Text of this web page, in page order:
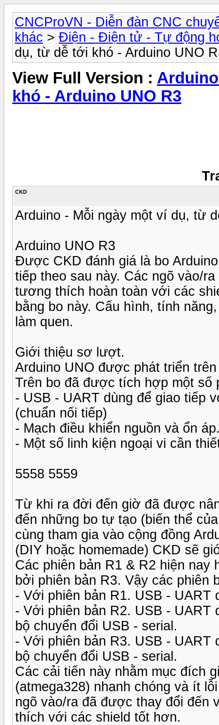
CNCProVN - Diễn đàn CNC
khác > Điện - Điện tử - Tự động
dụ, từ dễ tới khó - Arduino UNO
View Full Version :
khó - Arduino UNO R3
CKD
Arduino - Mỗi ngày một ví dụ, từ
Arduino UNO R3
Được CKD đánh giá là bo
tiếp theo sau này. Các ngõ vào/
tương thích hoàn toàn với các
bằng bo này. Cấu hình, tính
làm quen.
Giới thiệu sơ lượt.
Arduino UNO được phát triển
Trên bo đã được tích hợp một số
- USB - UART dùng để giao tiếp
(chuẩn nối tiếp)
- Mạch điều khiển nguồn và ổn
- Một số linh kiện ngoại vi cần
5558 5559
Từ khi ra đời đến giờ đã được
đến những bo tự tạo (biến thể
cùng tham gia vào cộng đồng
(DIY hoặc homemade) CKD sẽ
Các phiên bản R1 & R2 hiện
bởi phiên bản R3. Vậy các phiên
- Với phiên bản R1. USB - UART
- Với phiên bản R2. USB -
bộ chuyển đổi USB - serial.
- Với phiên bản R3. USB -
bộ chuyển đổi USB - serial.
Các cải tiến này nhằm mục đích
(atmega328) nhanh chóng và ít
ngõ vào/ra đã được thay đổi đến
thích với các shield tốt hơn.